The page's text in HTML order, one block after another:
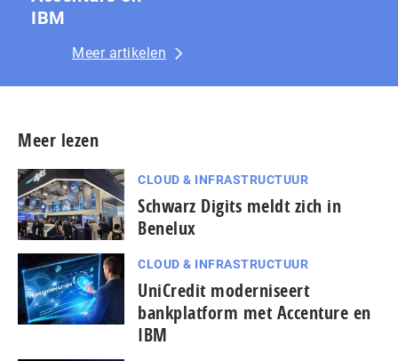
IBM
Meer artikelen
Meer lezen
CLOUD & INFRASTRUCTUUR
Schwarz Digits meldt zich in
Benelux
CLOUD & INFRASTRUCTUUR
UniCredit moderniseert
bankplatform met Accenture en
IBM